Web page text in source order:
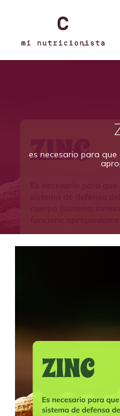
es necesario para que